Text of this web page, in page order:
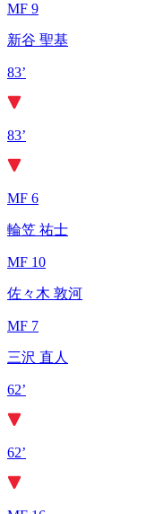
MF 9
新谷 聖基
83’
83’
MF 6
輪笠 祐士
MF 10
佐々木 敦河
MF 7
三沢 直人
62’
62’